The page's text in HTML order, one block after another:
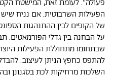
פעולה". לעומת זאת, המישטח
הפעילות השרבוטית. אם נניח
של הקופים לבין ההתנהגות
על הבחנה בין גדלי הפורמאטים.
שבתחומו מתחוללת הפעילות
להתפס כחפץ הניתן לעיצוב.
השלכות מרחיקות לכת בסגנונן